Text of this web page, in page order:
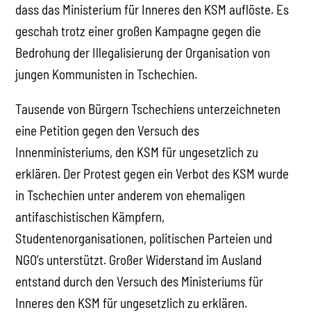
dass das Ministerium für Inneres den KSM auflöste. Es
geschah trotz einer großen Kampagne gegen die
Bedrohung der Illegalisierung der Organisation von
jungen Kommunisten in Tschechien.
Tausende von Bürgern Tschechiens unterzeichneten
eine Petition gegen den Versuch des
Innenministeriums, den KSM für ungesetzlich zu
erklären. Der Protest gegen ein Verbot des KSM wurde
in Tschechien unter anderem von ehemaligen
antifaschistischen Kämpfern,
Studentenorganisationen, politischen Parteien und
NGO’s unterstützt. Großer Widerstand im Ausland
entstand durch den Versuch des Ministeriums für
Inneres den KSM für ungesetzlich zu erklären.